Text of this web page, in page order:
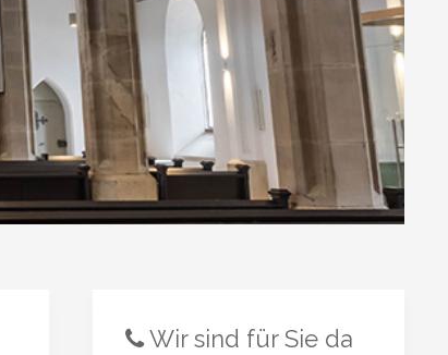
Wir sind für Sie da